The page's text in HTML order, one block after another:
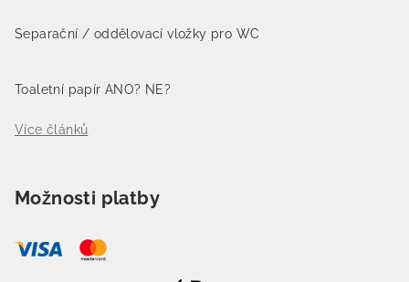
Separační / oddělovací vložky pro WC
Toaletní papír ANO? NE?
Více článků
Možnosti platby